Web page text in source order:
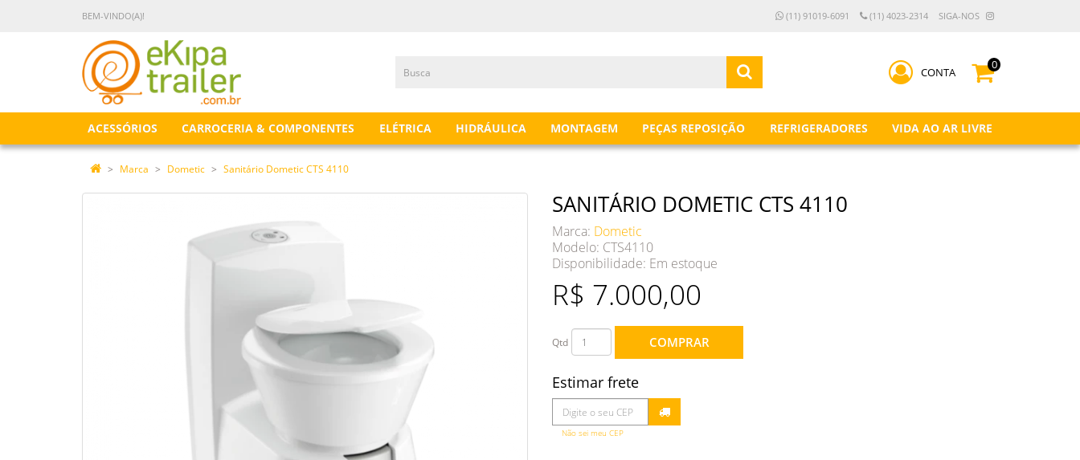
BEM-VINDO(A)! (11) 91019-6091 (11) 4023-2314 SIGA-NOS
CONTA
0
ACESSÓRIOS CARROCERIA & COMPONENTES ELÉTRICA HIDRÁULICA MONTAGEM PEÇAS REPOSIÇÃO REFRIGERADORES VIDA AO AR LIVRE
Marca Dometic Sanitário Dometic CTS 4110
SANITÁRIO DOMETIC CTS 4110
Marca: Dometic
Modelo: CTS4110
Disponibilidade: Em estoque
R$ 7.000,00
Qtd COMPRAR
Estimar frete
Não sei meu CEP